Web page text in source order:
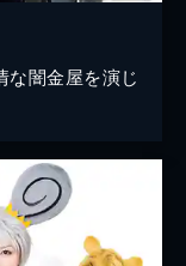
な闇金屋を演じ